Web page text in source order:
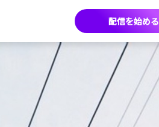
配信を始める